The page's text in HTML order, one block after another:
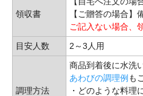
領収書
【ご贈答の場合
ご記入ない場合、
目安人数
2～3人用
調理方法
商品到着後に水洗
あわびの調理例 も
・どのような料理